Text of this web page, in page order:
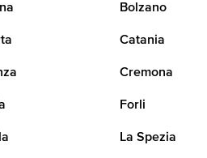
Bolzano
Catania
Cremona
Forli
La Spezia